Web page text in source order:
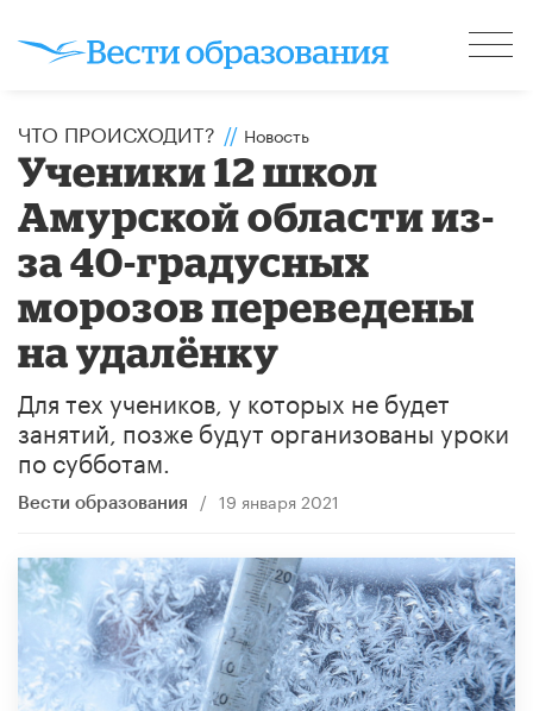
ЧТО ПРОИСХОДИТ? // Новость
Ученики 12 школ
Амурской области из-
за 40-градусных
морозов переведены
на удалёнку
Для тех учеников, у которых не будет
занятий, позже будут организованы уроки
по субботам.
Вести образования / 19 января 2021